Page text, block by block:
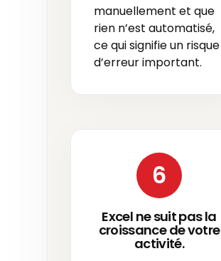
manuellement et que
rien n’est automatisé,
ce qui signifie un risque
d’erreur important.
6
Excel ne suit pas la
croissance de votre
activité.